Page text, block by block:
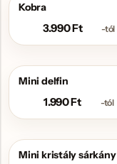
Kobra
3.990Ft -tól
Mini delfin
1.990Ft -tól
Mini kristály sárkány